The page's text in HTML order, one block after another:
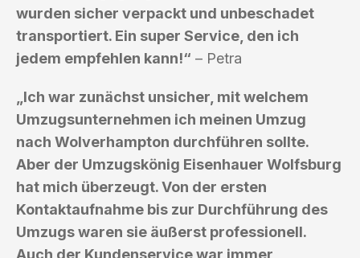
wurden sicher verpackt und unbeschadet
transportiert. Ein super Service, den ich
jedem empfehlen kann!“ – Petra
„Ich war zunächst unsicher, mit welchem
Umzugsunternehmen ich meinen Umzug
nach Wolverhampton durchführen sollte.
Aber der Umzugskönig Eisenhauer Wolfsburg
hat mich überzeugt. Von der ersten
Kontaktaufnahme bis zur Durchführung des
Umzugs waren sie äußerst professionell.
Auch der Kundenservice war immer